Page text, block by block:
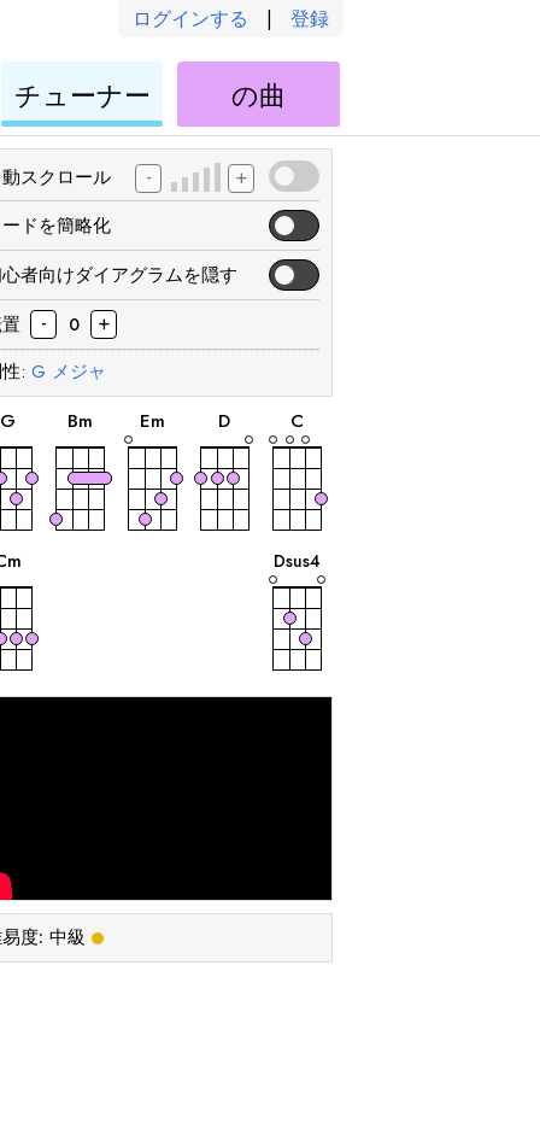
ログインする | 登録
ク
レ
レ
チューナー
ウ
ク
レ
レ
の曲
スクロール - +
ドを簡略化
者向けダイアグラムを隠す
- 0 +
: G メジャ
G
和
Bm
和
Em
和
D
和
C
和
m
和
Dsus4
和
度: 中級